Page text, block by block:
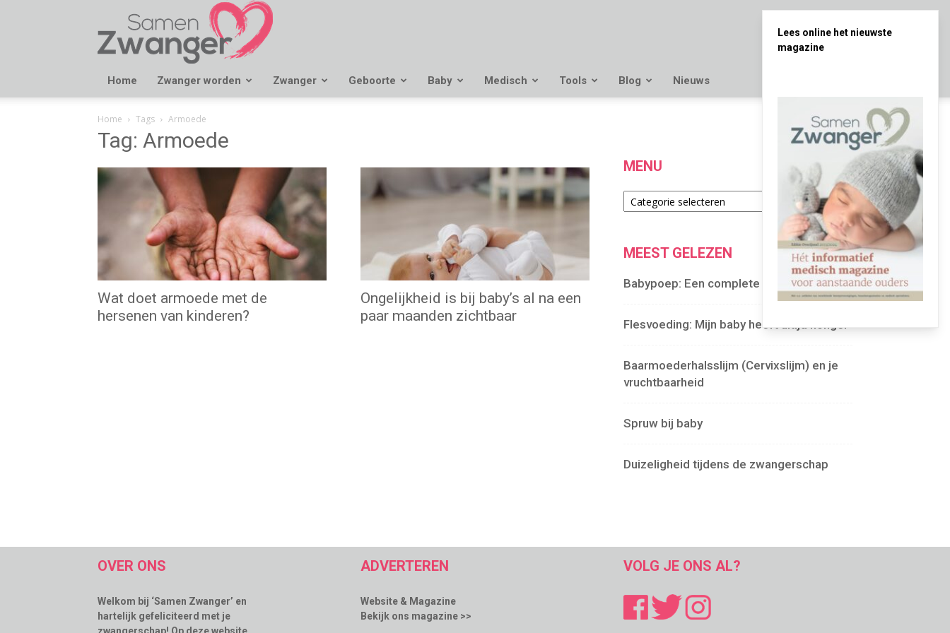
Samen
Zwanger
Home Zwanger worden Zwanger Geboorte Baby Medisch Tools Blog Nieuws
Home Tags Armoede
Tag: Armoede
Wat doet armoede met de
hersenen van kinderen?
Ongelijkheid is bij baby’s al na een
paar maanden zichtbaar
MENU
Menu
MEEST GELEZEN
Babypoep: Een complete gids
Flesvoeding: Mijn baby heeft altijd honger
Baarmoederhalsslijm (Cervixslijm) en je
vruchtbaarheid
Spruw bij baby
Duizeligheid tijdens de zwangerschap
OVER ONS
Welkom bij ‘Samen Zwanger’ en
hartelijk gefeliciteerd met je
ADVERTEREN
Website & Magazine
Bekijk ons magazine >>
VOLG JE ONS AL?
Lees online het nieuwste
magazine